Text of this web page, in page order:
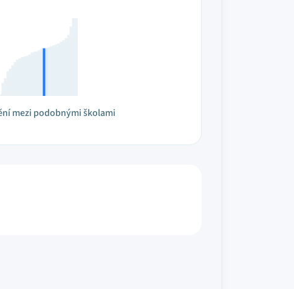
mezi podobnými školami